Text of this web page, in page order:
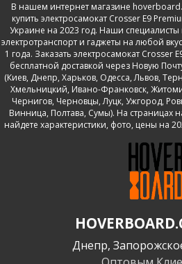
В нашем интернет магазине
купить электросамокат Crosser E9
Украине на 2023 год. Наши
электротранспорт и гаджеты на любой
1 года. Заказать электросамокат Crosser
бесплатной доставкой через Новую
(Киев, Днепр, Харьков, Одесса, Львов,
Хмельницкий, Ивано-Франковск,
Чернигов, Черновцы, Луцк, Ужгород,
Винница, Полтава, Сумы). На страницах
найдете характеристики, фото, цены на
Днепр,